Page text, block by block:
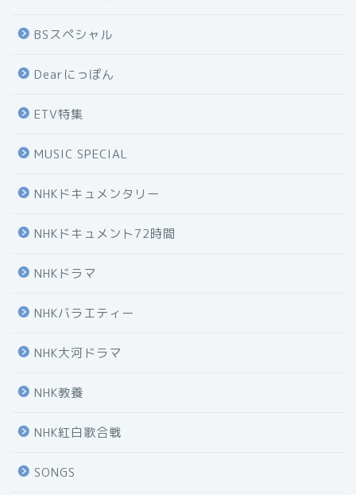
BSスペシャル
Dearにっぽん
ETV特集
MUSIC SPECIAL
NHKドキュメンタリー
NHKドキュメント72時間
NHKドラマ
NHKバラエティー
NHK大河ドラマ
NHK教養
NHK紅白歌合戦
SONGS